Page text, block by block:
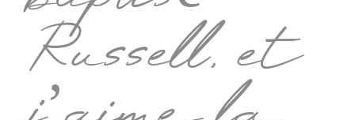
Russell, et